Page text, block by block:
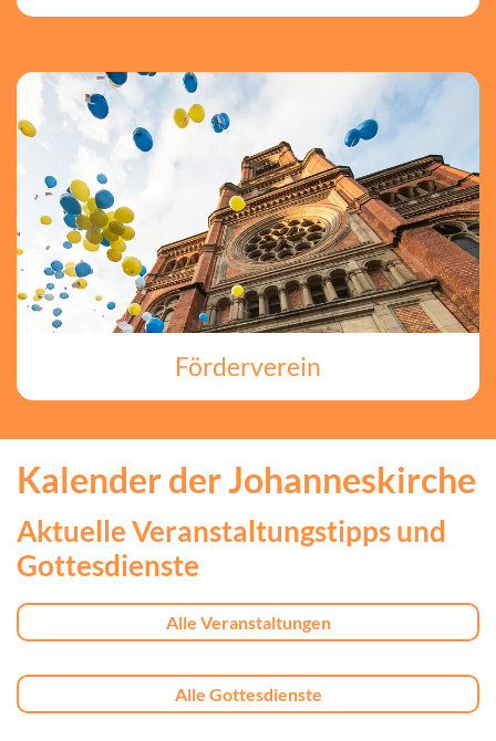
Förderverein
Kalender der Johanneskirche
Aktuelle Veranstaltungstipps und
Gottesdienste
Alle Veranstaltungen
Alle Gottesdienste